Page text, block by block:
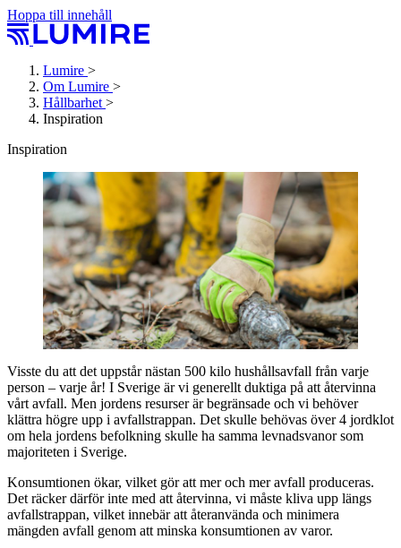
Hoppa till innehåll
Lumire >
Om Lumire >
Hållbarhet >
Inspiration
Inspiration
Visste du att det uppstår nästan 500 kilo hushållsavfall från varje
person – varje år! I Sverige är vi generellt duktiga på att återvinna
vårt avfall. Men jordens resurser är begränsade och vi behöver
klättra högre upp i avfallstrappan. Det skulle behövas över 4 jordklot
om hela jordens befolkning skulle ha samma levnadsvanor som
majoriteten i Sverige.
Konsumtionen ökar, vilket gör att mer och mer avfall produceras.
Det räcker därför inte med att återvinna, vi måste kliva upp längs
avfallstrappan, vilket innebär att återanvända och minimera
mängden avfall genom att minska konsumtionen av varor.